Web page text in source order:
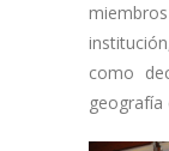
como
geografía